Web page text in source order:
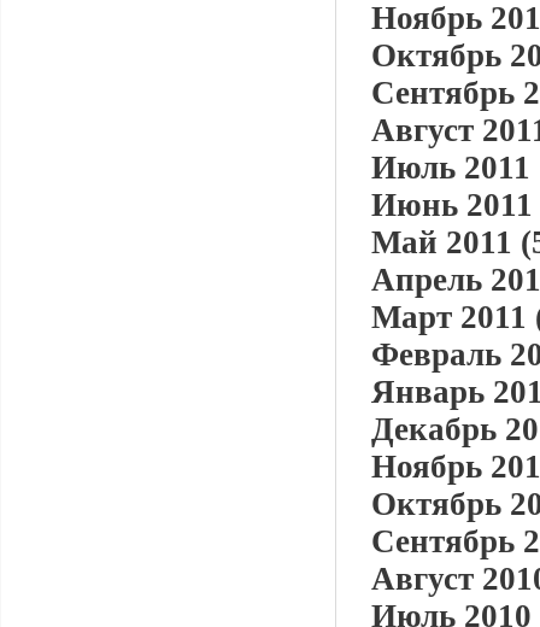
Ноябрь
Октябрь
Сентябрь
Август
Июль 2011
Июнь 2011
Май 2011
Апрель
Март 2011
Февраль
Январь
Декабрь
Ноябрь
Октябрь
Сентябрь
Август
Июль 2010